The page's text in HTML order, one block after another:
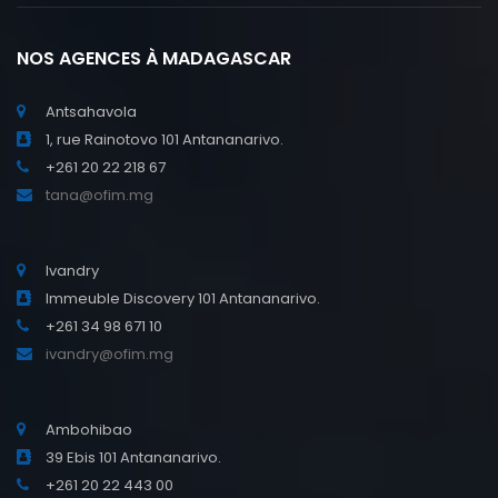
NOS AGENCES À MADAGASCAR
Antsahavola
1, rue Rainotovo 101 Antananarivo.
+261 20 22 218 67
tana@ofim.mg
Ivandry
Immeuble Discovery 101 Antananarivo.
+261 34 98 671 10
ivandry@ofim.mg
Ambohibao
39 Ebis 101 Antananarivo.
+261 20 22 443 00